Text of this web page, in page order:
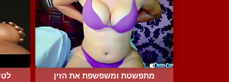
מתפשטת ומשפשפת את הזין